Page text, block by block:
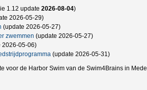
1.12 update2026-08-04)
2026-05-29)
(update 2026-05-27)
zwemmen (update 2026-05-27)
2026-05-06)
(update 2026-05-31)
voor de Harbor Swim van de Swim4Brains in
open water brochure, wedstrijdkalender en